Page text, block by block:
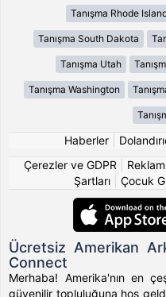
Tanışma Rhode
Tanışma South Dakota
Tanışma Utah
Tanışma Washington
Haberler
Çerezler ve GDPR
Reklam
Şartları| Çocuk
Ücretsiz Amerikan
Connect
Merhaba! Amerika'nın en
güvenilir topluluğuna hoş